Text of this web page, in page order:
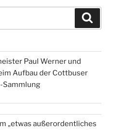
Paul Werner und
Aufbau der Cottbuser
Sammlung
„etwas außerordentliches